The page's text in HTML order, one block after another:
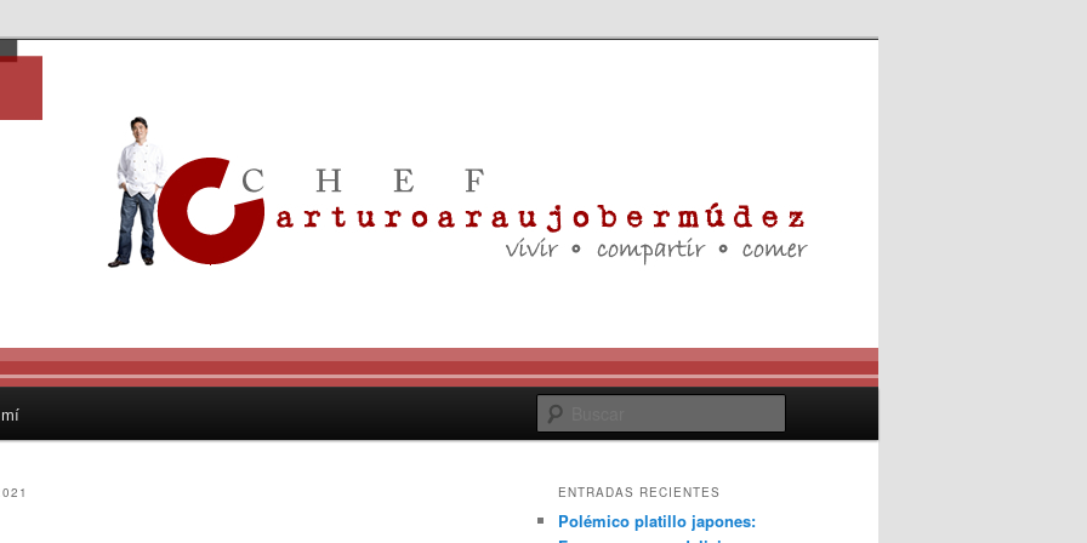
Huye de Cancún
para expandir gastronomía
yo soñaba con ser Chef
ENTRADAS RECIENTES
Polémico platillo japones: